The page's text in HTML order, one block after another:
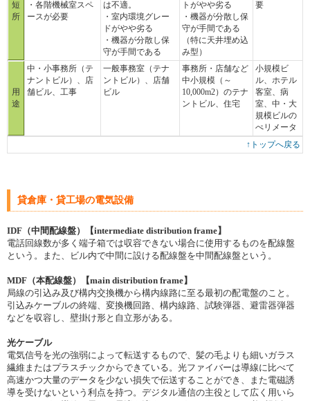
短
所
・各階機械室スペ
ースが必要
は不適。
・室内環境グレー
ドがやや劣る
・機器が分散し保
守が手間である
トがやや劣る
・機器が分散し保
守が手間である
（特に天井埋め込
み型）
要
用
途
中・小事務所（テ
ナントビル）、店
舗ビル、工事
一般事務室（テナ
ントビル）、店舗
ビル
事務所・店舗など
中小規模（～
10,000m2）のテナ
ントビル、住宅
小規模ビ
ル、ホテル
客室、病
室、中・大
規模ビルの
ぺリメータ
↑トップへ戻る
貸倉庫・貸工場の電気設備
IDF（中間配線盤）【intermediate distribution frame】
電話回線数が多く端子箱では収容できない場合に使用するものを配線盤
という。また、ビル内で中間に設ける配線盤を中間配線盤という。
MDF（本配線盤）【main distribution frame】
局線の引込み及び構内交換機から構内線路に至る最初の配電盤のこと。
引込みケーブルの終端、変換機回路、構内線路、試験弾器、避雷器弾器
などを収容し、壁掛け形と自立形がある。
光ケーブル
電気信号を光の強弱によって転送するもので、髪の毛よりも細いガラス
繊維またはプラスチックからできている。光ファイバーは導線に比べて
高速かつ大量のデータを少ない損失で伝送することができ、また電磁誘
導を受けないという利点を持つ。デジタル通信の主役として広く用いら